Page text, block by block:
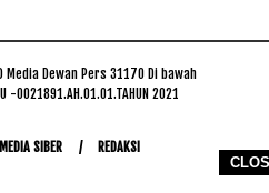
Dewan Pers 31170 Di bawah
-0021891.AH.01.01.TAHUN 2021
SIBER REDAKSI